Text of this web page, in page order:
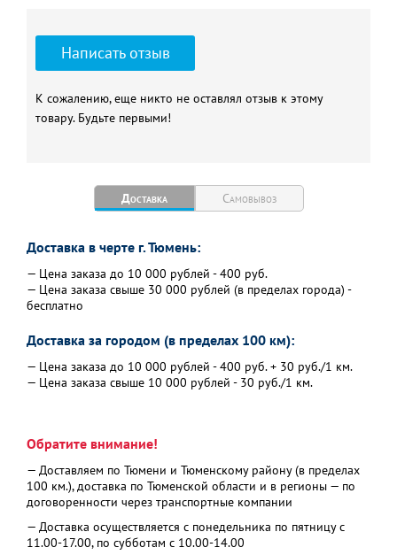
Написать отзыв
К сожалению, еще никто не оставлял отзыв к этому
товару. Будьте первыми!
Доставка Самовывоз
Доставка в черте г. Тюмень:
— Цена заказа до 10 000 рублей - 400 руб.
— Цена заказа свыше 30 000 рублей (в пределах города) -
бесплатно
Доставка за городом (в пределах 100 км):
— Цена заказа до 10 000 рублей - 400 руб. + 30 руб./1 км.
— Цена заказа свыше 10 000 рублей - 30 руб./1 км.
Обратите внимание!
— Доставляем по Тюмени и Тюменскому району (в пределах
100 км.), доставка по Тюменской области и в регионы — по
договоренности через транспортные компании
— Доставка осуществляется с понедельника по пятницу с
11.00-17.00, по субботам с 10.00-14.00